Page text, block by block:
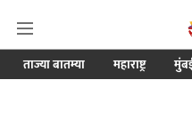
ताज्या बातम्या महाराष्ट्र